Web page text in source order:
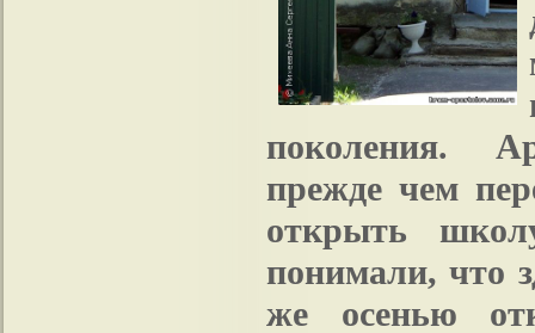
поколения.
прежде чем
открыть
понимали, что
же осенью